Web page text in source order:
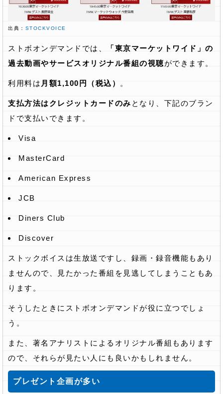
出典： STOCKVOICE
ストボオンデマンドでは、
「東京マーケットワイド」の
過去動画やサービスオリジナル番組の視聴ができます。
利用料は 月額1,100円（税込） 。
支払方法はクレジットカードのみ となり、下記のブラン
ドで支払いできます。
Visa
MasterCard
American Express
JCB
Diners Club
Discover
ストックボイスは生放送ですし、録画・録音機能もあり
ませんので、見たかった番組を見逃してしまうこともあ
ります。
そうしたときにストボオンデマンドが役に立つでしょ
う。
また、著名アナリストによるオリジナル番組もあります
ので、それらが見たい人にも良いかもしれません。
プレゼント企画が多い